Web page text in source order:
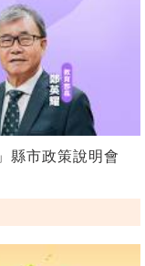
縣市政策說明會